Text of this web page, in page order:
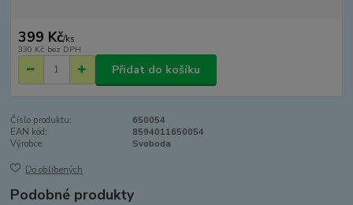
399 Kč/ks
330 Kč bez DPH
Přidat do košíku
Číslo produktu:
650054
EAN kód:
8594011650054
Výrobce:
Svoboda
Do oblíbených
Podobné produkty